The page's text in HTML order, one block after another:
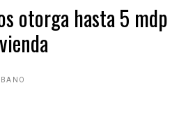
otorga hasta 5 mdp